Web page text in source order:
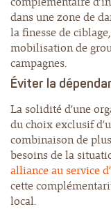
dans une zone de
la finesse de
mobilisation de
campagnes.
Éviter la
La solidité d’une
du choix exclusif
combinaison de
besoins de la
alliance au service
cette
local.